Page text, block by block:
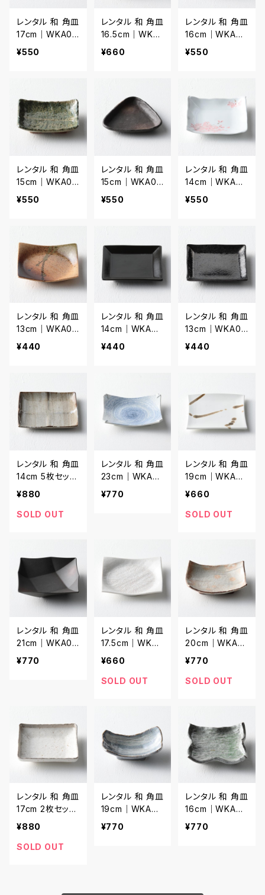
レンタル 和 角皿
17cm｜WKA02
1
¥550
レンタル 和 角皿
16.5cm｜WKA
022
¥660
レンタル 和 角皿
16cm｜WKA02
3
¥550
レンタル 和 角皿
15cm｜WKA02
4
¥550
レンタル 和 角皿
15cm｜WKA02
5
¥550
レンタル 和 角皿
14cm｜WKA02
6
¥550
レンタル 和 角皿
13cm｜WKA02
7
¥440
レンタル 和 角皿
14cm｜WKA02
8
¥440
レンタル 和 角皿
13cm｜WKA02
9
¥440
レンタル 和 角皿
14cm 5枚セット
｜WKA030
¥880
SOLD OUT
レンタル 和 角皿
23cm｜WKA01
0
¥770
レンタル 和 角皿
19cm｜WKA01
1
¥660
SOLD OUT
レンタル 和 角皿
21cm｜WKA01
2
¥770
レンタル 和 角皿
17.5cm｜WKA0
13
¥660
SOLD OUT
レンタル 和 角皿
20cm｜WKA01
4
¥770
SOLD OUT
レンタル 和 角皿
17cm 2枚セット
｜WKA015
¥880
SOLD OUT
レンタル 和 角皿
19cm｜WKA01
6
¥770
レンタル 和 角皿
16cm｜WKA01
7
¥770